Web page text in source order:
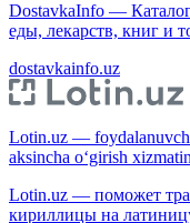
DostavkaInfo —
еды, лекарств, книг и
dostavkainfo.uz
Lotin.uz —
aksincha o‘girish
Lotin.uz — поможет
кириллицы на